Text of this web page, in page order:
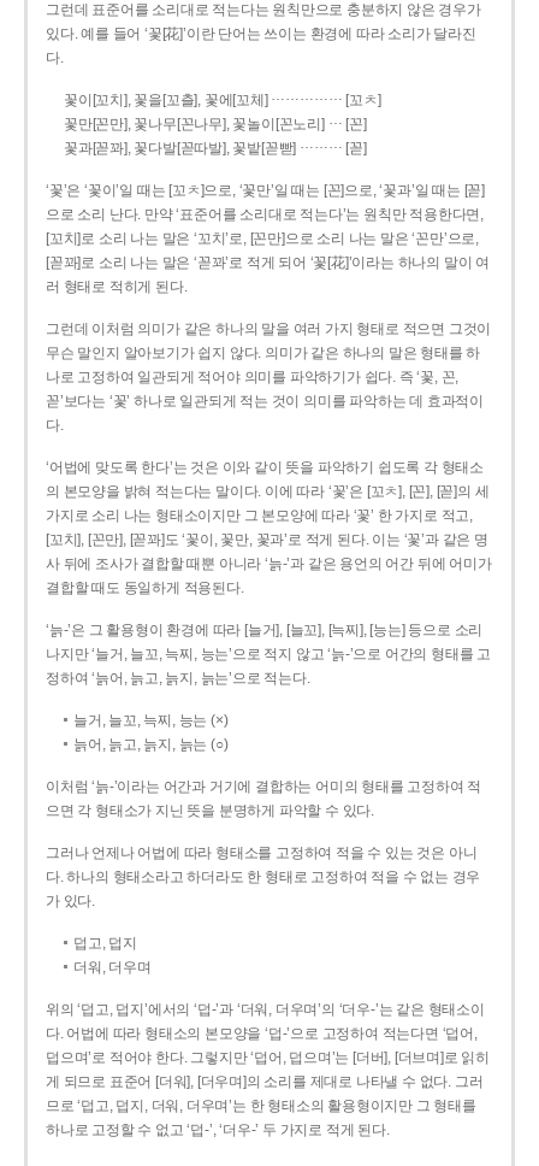
그런데 표준어를 소리대로 적는다는 원칙만으로 충분하지 않은 경우가
있다. 예를 들어 ‘꽃[花]’이란 단어는 쓰이는 환경에 따라 소리가 달라진
다.
꽃이[꼬치], 꽃을[꼬츨], 꽃에[꼬체] …………… [꼬ㅊ]
꽃만[꼰만], 꽃나무[꼰나무], 꽃놀이[꼰노리] … [꼰]
꽃과[꼳꽈], 꽃다발[꼳따발], 꽃밭[꼳빧] ……… [꼳]
‘꽃’은 ‘꽃이’일 때는 [꼬ㅊ]으로, ‘꽃만’일 때는 [꼰]으로, ‘꽃과’일 때는 [꼳]
으로 소리 난다. 만약 ‘표준어를 소리대로 적는다’는 원칙만 적용한다면,
[꼬치]로 소리 나는 말은 ‘꼬치’로, [꼰만]으로 소리 나는 말은 ‘꼰만’으로,
[꼳꽈]로 소리 나는 말은 ‘꼳꽈’로 적게 되어 ‘꽃[花]’이라는 하나의 말이 여
러 형태로 적히게 된다.
그런데 이처럼 의미가 같은 하나의 말을 여러 가지 형태로 적으면 그것이
무슨 말인지 알아보기가 쉽지 않다. 의미가 같은 하나의 말은 형태를 하
나로 고정하여 일관되게 적어야 의미를 파악하기가 쉽다. 즉 ‘꽃, 꼰,
꼳’보다는 ‘꽃’ 하나로 일관되게 적는 것이 의미를 파악하는 데 효과적이
다.
‘어법에 맞도록 한다’는 것은 이와 같이 뜻을 파악하기 쉽도록 각 형태소
의 본모양을 밝혀 적는다는 말이다. 이에 따라 ‘꽃’은 [꼬ㅊ], [꼰], [꼳]의 세
가지로 소리 나는 형태소이지만 그 본모양에 따라 ‘꽃’ 한 가지로 적고,
[꼬치], [꼰만], [꼳꽈]도 ‘꽃이, 꽃만, 꽃과’로 적게 된다. 이는 ‘꽃’과 같은 명
사 뒤에 조사가 결합할 때뿐 아니라 ‘늙-’과 같은 용언의 어간 뒤에 어미가
결합할 때도 동일하게 적용된다.
‘늙-’은 그 활용형이 환경에 따라 [늘거], [늘꼬], [늑찌], [능는] 등으로 소리
나지만 ‘늘거, 늘꼬, 늑찌, 능는’으로 적지 않고 ‘늙-’으로 어간의 형태를 고
정하여 ‘늙어, 늙고, 늙지, 늙는’으로 적는다.
늘거, 늘꼬, 늑찌, 능는 (×)
늙어, 늙고, 늙지, 늙는 (○)
이처럼 ‘늙-­’이라는 어간과 거기에 결합하는 어미의 형태를 고정하여 적
으면 각 형태소가 지닌 뜻을 분명하게 파악할 수 있다.
그러나 언제나 어법에 따라 형태소를 고정하여 적을 수 있는 것은 아니
다. 하나의 형태소라고 하더라도 한 형태로 고정하여 적을 수 없는 경우
가 있다.
덥고, 덥지
더워, 더우며
위의 ‘덥고, 덥지’에서의 ‘덥-­’과 ‘더워, 더우며’의 ‘더우-­’는 같은 형태소이
다. 어법에 따라 형태소의 본모양을 ‘덥-­’으로 고정하여 적는다면 ‘덥어,
덥으며’로 적어야 한다. 그렇지만 ‘덥어, 덥으며’는 [더버], [더브며]로 읽히
게 되므로 표준어 [더워], [더우며]의 소리를 제대로 나타낼 수 없다. 그러
므로 ‘덥고, 덥지, 더워, 더우며’는 한 형태소의 활용형이지만 그 형태를
하나로 고정할 수 없고 ‘덥-’, ‘더우-’ 두 가지로 적게 된다.